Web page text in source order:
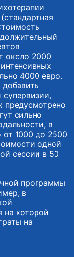
около 2000
4000 евро.
предусмотрено
сильно
в
от 1000 до 2500
одной
сессии в 50
программы
в
на которой
на